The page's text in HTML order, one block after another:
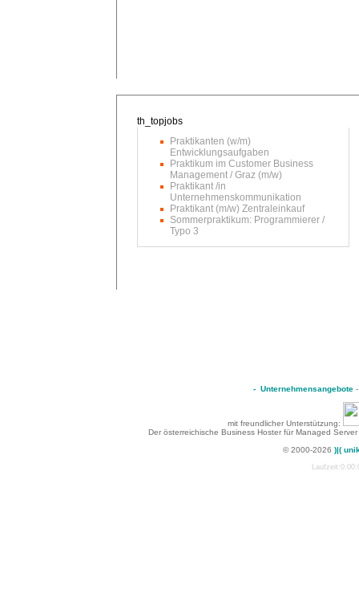
Praktikanten (w/m)
Entwicklungsaufgaben
Praktikum im Customer Business
Management / Graz (m/w)
Praktikant /in
Unternehmenskommunikation
Praktikant (m/w) Zentraleinkauf
Sommerpraktikum: Programmierer /
Typo 3
- Unternehmensangebote
mit freundlicher Unterstützung:
Der österreichische Business Hoster für Managed
© 2000-2026 )|(